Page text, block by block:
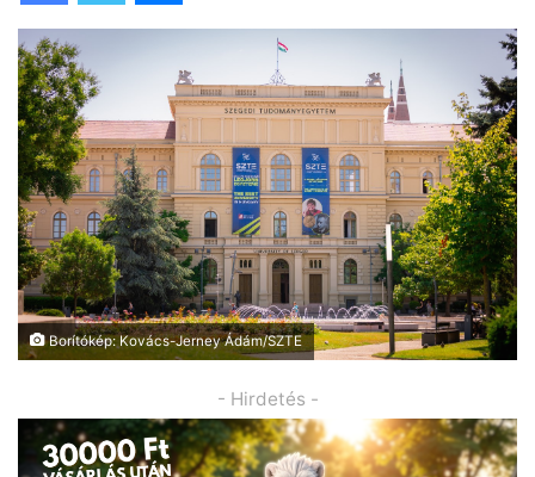
Borítókép: Kovács-Jerney Ádám/SZTE
- Hirdetés -